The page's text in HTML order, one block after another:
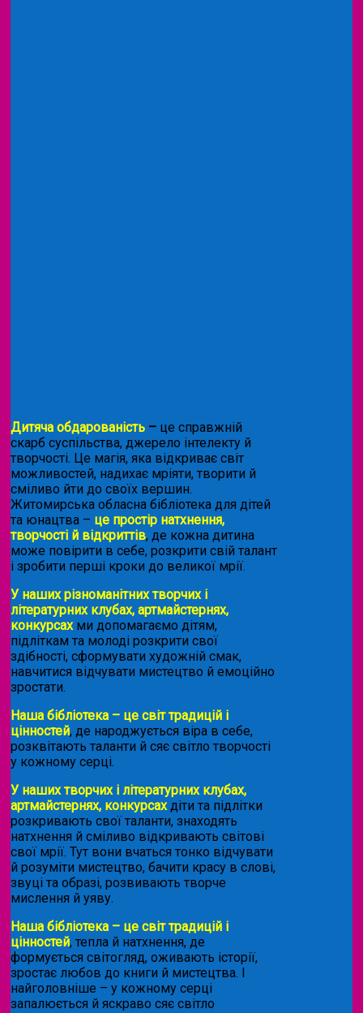
Дитяча обдарованість – це справжній
скарб суспільства, джерело інтелекту й
творчості. Це магія, яка відкриває світ
можливостей, надихає мріяти, творити й
сміливо йти до своїх вершин.
Житомирська обласна бібліотека для дітей
та юнацтва – це простір натхнення,
творчості й відкриттів, де кожна дитина
може повірити в себе, розкрити свій талант
і зробити перші кроки до великої мрії.
У наших різноманітних творчих і
літературних клубах, артмайстернях,
конкурсахми допомагаємо дітям,
підліткам та молоді розкрити свої
здібності, сформувати художній смак,
навчитися відчувати мистецтво й емоційно
зростати.
Наша бібліотека – це світ традицій і
цінностей, де народжується віра в себе,
розквітають таланти й сяє світло творчості
у кожному серці.
У наших творчих і літературних клубах,
артмайстернях, конкурсахдіти та підлітки
розкривають свої таланти, знаходять
натхнення й сміливо відкривають світові
свої мрії. Тут вони вчаться тонко відчувати
й розуміти мистецтво, бачити красу в слові,
звуці та образі, розвивають творче
мислення й уяву.
Наша бібліотека – це світ традицій і
цінностей, тепла й натхнення, де
формується світогляд, оживають історії,
зростає любов до книги й мистецтва. І
найголовніше – у кожному серці
запалюється й яскраво сяє світло